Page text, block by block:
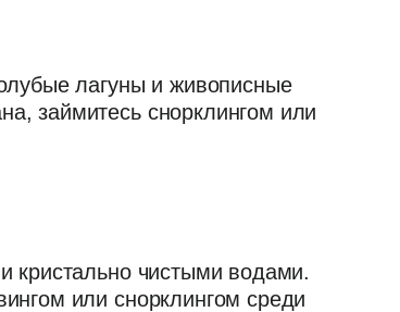
лагуны и живописные
займитесь снорклингом или
кристально чистыми водами.
или снорклингом среди